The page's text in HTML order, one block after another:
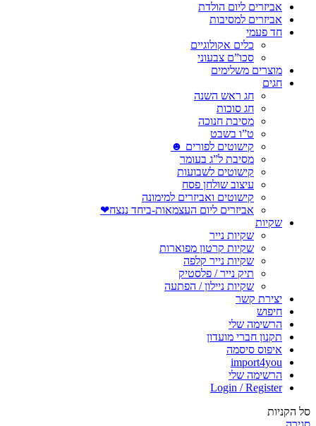
אביזרים ליום הולדת
אביזרים למסיבות
חד פעמי
כלים אקולוגיים
סכו”ם צבעוני
מוצרים משלימים
חגים
חג ראש השנה
חג סוכות
מסיבת חנוכה
ט”ו בשבט
קישוטים לפורים ☻
מסיבת ל”ג בעומר
קישוטים לשבועות
עיצוב שולחן פסח
קישוטים ואביזרים למימונה
אביזרים ליום העצמאות-ביחד ננצח❤
שקיות
שקיות נייר
שקיות קרטון מפוארות
שקיות נייר קלפה
תיק נייר / פלסטיק
שקיות ניילון / הפתעה
יצירת קשר
חיפוש
הרשימה שלי
תקנון חברי מועדון
איפוס סיסמה
import4you
הרשימה שלי
Login / Register
סל הקניות